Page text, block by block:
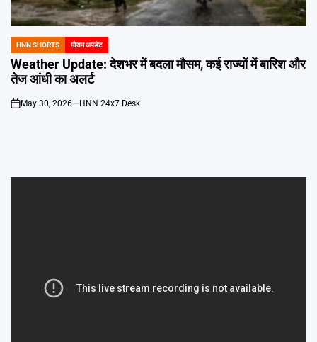
POSTED
IN
HNN SHORTS मौसम अपडेट
Weather Update: देशभर में बदला मौसम, कई राज्यों में बारिश और
तेज आंधी का अलर्ट
on
May 30, 2026 HNN 24x7 Desk